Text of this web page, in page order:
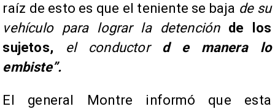
raíz de esto es que el teniente se baja de su
vehículo para lograr la detención de los
sujetos, el conductor d e manera lo
embiste”.
El general Montre informó que esta